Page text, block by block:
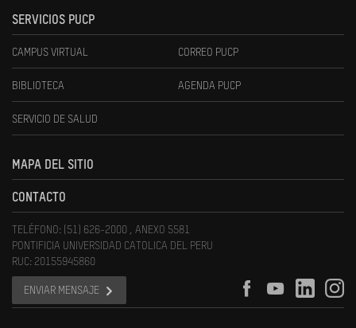
SERVICIOS PUCP
CAMPUS VIRTUAL CORREO PUCP
BIBLIOTECA AGENDA PUCP
SERVICIO DE SALUD
MAPA DEL SITIO
CONTACTO
TELÉFONO: (51) 626-2000 , ANEXO 5581
PONTIFICIA UNIVERSIDAD CATOLICA DEL PERU
RUC: 20155945860
ENVIAR MENSAJE